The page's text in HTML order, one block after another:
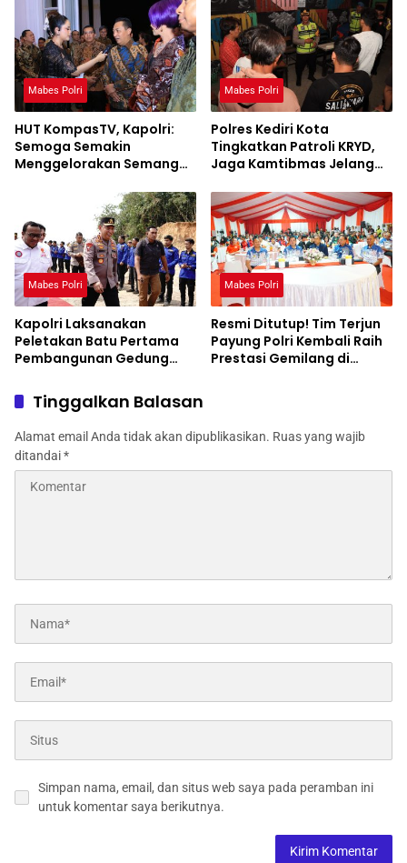
Mabes Polri
HUT KompasTV, Kapolri:
Semoga Semakin
Menggelorakan Semangat
Mabes Polri
Polres Kediri Kota
Tingkatkan Patroli KRYD,
Jaga Kamtibmas Jelang
Mabes Polri
Kapolri Laksanakan
Peletakan Batu Pertama
Pembangunan Gedung
Jatiluhur Kab. Purwakarta
Mabes Polri
Resmi Ditutup! Tim Terjun
Payung Polri Kembali Raih
Prestasi Gemilang di
Tinggalkan Balasan
Alamat email Anda tidak akan dipublikasikan. Ruas yang wajib
ditandai*
Simpan nama, email, dan situs web saya pada peramban ini
untuk komentar saya berikutnya.